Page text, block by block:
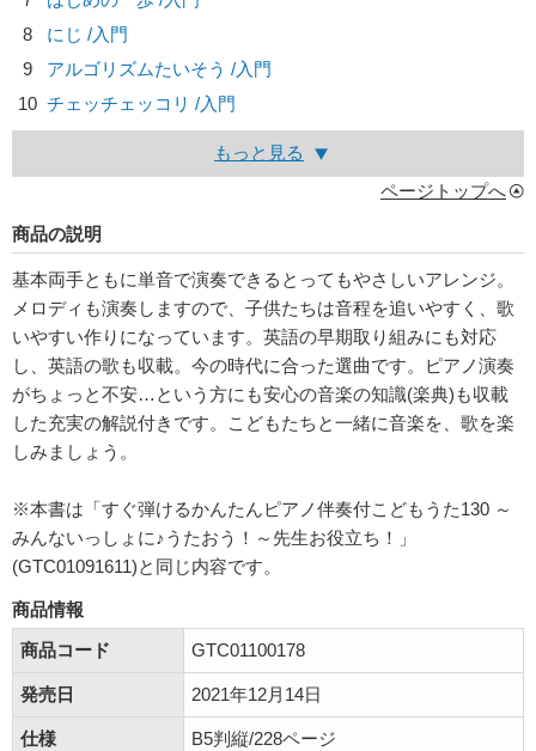
8
にじ /入門
9
アルゴリズムたいそう /入門
10 チェッチェッコリ /入門
もっと見る
ページトップへ
商品の説明
基本両手ともに単音で演奏できるとってもやさしいアレンジ。
メロディも演奏しますので、子供たちは音程を追いやすく、歌
いやすい作りになっています。英語の早期取り組みにも対応
し、英語の歌も収載。今の時代に合った選曲です。ピアノ演奏
がちょっと不安…という方にも安心の音楽の知識(楽典)も収載
した充実の解説付きです。こどもたちと一緒に音楽を、歌を楽
しみましょう。
※本書は「すぐ弾けるかんたんピアノ伴奏付こどもうた130 ～
みんないっしょに♪うたおう！～先生お役立ち！」
(GTC01091611)と同じ内容です。
商品情報
商品コード
GTC01100178
発売日 2021年12月14日
仕様 B5判縦/228ページ